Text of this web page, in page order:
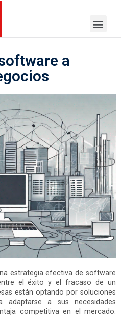
a
estrategia efectiva de software
el éxito y el fracaso de un
están optando por soluciones
a sus necesidades
competitiva en el mercado.